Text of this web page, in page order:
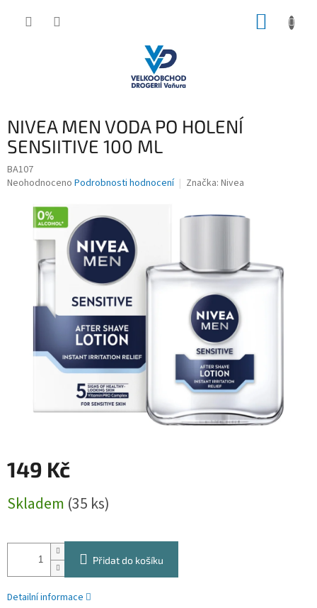
NIVEA MEN VODA PO HOLENÍ
SENSIITIVE 100 ML
BA107
Průměrné
produktu
hvězdiček.
Neohodnoceno Podrobnosti hodnocení Značka: Nivea
149 Kč
cena:
Skladem (35 ks)
Přidat do košíku
Detailní informace